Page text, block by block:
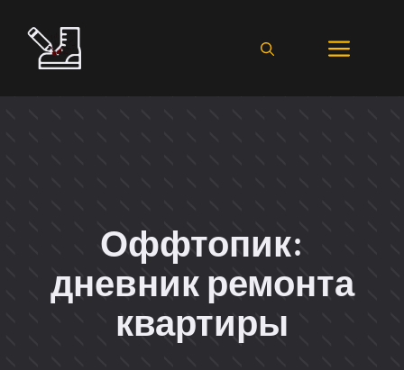
содержимому
Оффтопик:
дневник ремонта
квартиры